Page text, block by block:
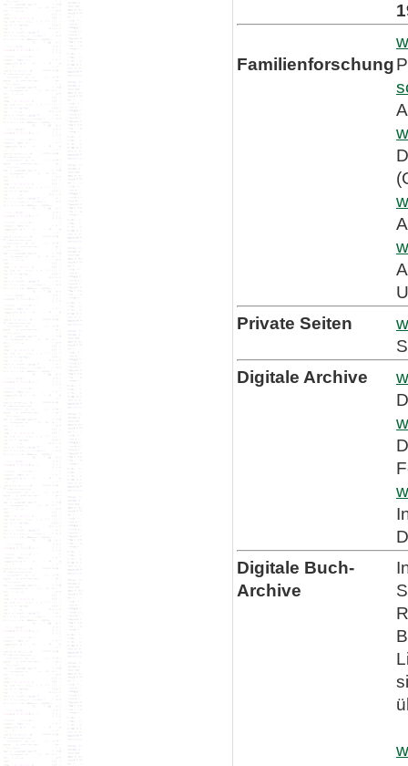
Familienforschung
Private Seiten
Digitale Archive
Digitale Buch-
Archive